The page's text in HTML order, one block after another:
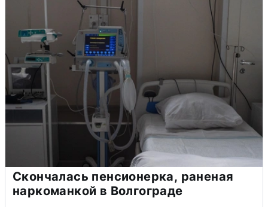
Скончалась пенсионерка, раненая
наркоманкой в Волгограде